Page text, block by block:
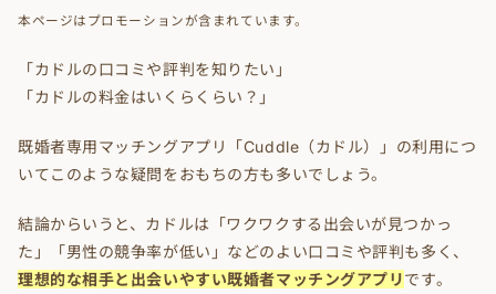
本ページはプロモーションが含まれています。
「カドルの口コミや評判を知りたい」
「カドルの料金はいくらくらい？」
既婚者専用マッチングアプリ「Cuddle（カドル）」の利用につ
いてこのような疑問をおもちの方も多いでしょう。
結論からいうと、カドルは「ワクワクする出会いが見つかっ
た」「男性の競争率が低い」などのよい口コミや評判も多く、
理想的な相手と出会いやすい既婚者マッチングアプリです。